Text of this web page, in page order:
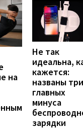
на
Не так
идеальна,
кажется:
названы три
главных
минуса
зарядки